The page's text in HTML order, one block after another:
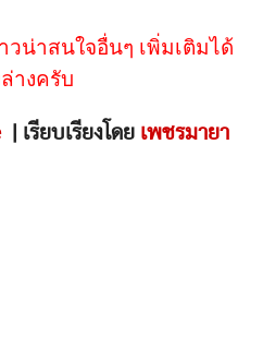
วน่าสนใจอื่นๆ เพิ่มเติมได้
างครับ
| เรียบเรียงโดย เพชรมายา